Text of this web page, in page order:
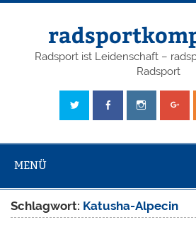
Radsport ist Leidenschaft –
Radsport
MENÜ
Schlagwort: Katusha-Alpecin